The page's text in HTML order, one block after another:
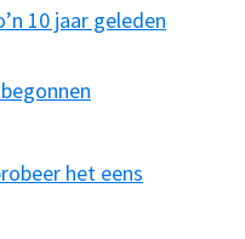
10 jaar geleden
het eens